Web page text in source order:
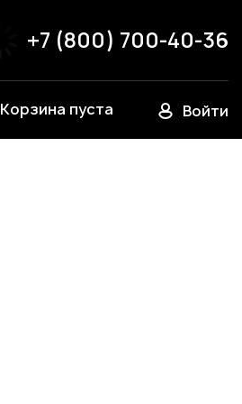
+7 (800) 700-40-36
Корзина пуста Войти